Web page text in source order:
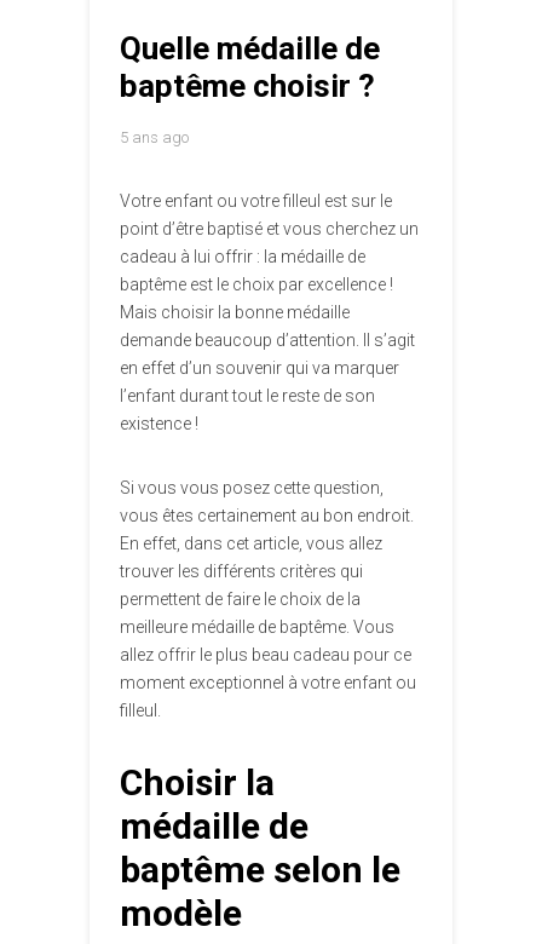
Quelle médaille de
baptême choisir ?
5 ans ago
Votre enfant ou votre filleul est sur le
point d’être baptisé et vous cherchez un
cadeau à lui offrir : la médaille de
baptême est le choix par excellence !
Mais choisir la bonne médaille
demande beaucoup d’attention. Il s’agit
en effet d’un souvenir qui va marquer
l’enfant durant tout le reste de son
existence !
Si vous vous posez cette question,
vous êtes certainement au bon endroit.
En effet, dans cet article, vous allez
trouver les différents critères qui
permettent de faire le choix de la
meilleure médaille de baptême. Vous
allez offrir le plus beau cadeau pour ce
moment exceptionnel à votre enfant ou
filleul.
Choisir la
médaille de
baptême selon le
modèle